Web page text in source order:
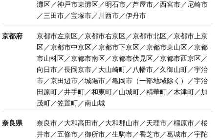
灘区／神戸市東灘区／明石市／芦屋市／西宮市／尼崎市
／三田市／宝塚市／川西市／伊丹市
京都府
京都市左京区／京都市右京区／京都市北区／京都市上京
区／京都市中京区／京都市下京区／京都市東山区／京都
市山科区／京都市南区／京都市伏見区／京都市西京区／
向日市／長岡京市／大山崎町／八幡市／久御山町／宇治
市／京田辺市／城陽市／亀岡市（一部地域除く）／宇治
田原町／井手町／和東町／山城町／精華町／木津町／加
茂町／笠置町／南山城
奈良県
奈良市／大和高田市／大和郡山市／天理市／橿原市／桜
井市／五條市／御所市／生駒市／香芝市／葛城市／宇陀